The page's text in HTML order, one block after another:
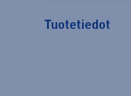
Tuotetiedot